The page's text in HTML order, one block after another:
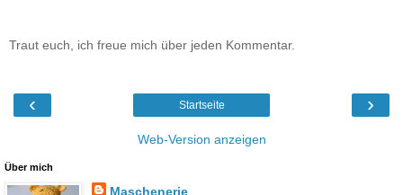
Traut euch, ich freue mich über jeden Kommentar.
‹ ›
Startseite
Web-Version anzeigen
Über mich
Maschenerie